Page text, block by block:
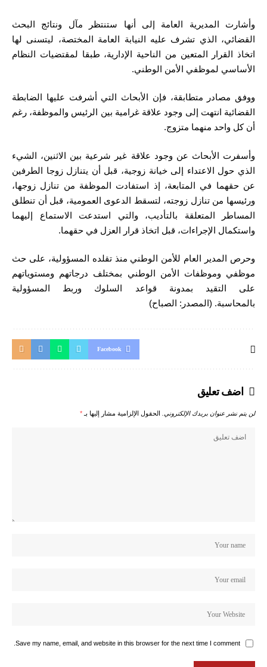
وأشارت المديرية العامة إلى أنها ستنتظر مآل ونتائج البحث
القضائي، الذي تشرف عليه النيابة العامة المختصة، ليتسنى لها
اتخاذ القرار المتعين من الناحية الإدارية، طبقا لمقتضيات النظام
الأساسي لموظفي الأمن الوطني.
ووفق مصادر متطابقة، فإن الأبحاث التي أشرفت عليها الضابطة
القضائية انتهت إلى وجود علاقة غرامية بين الرئيس والموظفة، رغم
أن كل واحد منهما متزوج.
وأسفرت الأبحاث عن وجود علاقة غير شرعية بين الاثنين، الشيء
الذي حول الاعتداء إلى خيانة زوجية، قبل أن يتنازل زوجا الطرفين
عن حقهما في المتابعة، إذ استفادت الموظفة من تنازل زوجها،
ورئيسها من تنازل زوجته، لتسقط الدعوى العمومية، قبل أن تنطلق
المساطر المتعلقة بالتأديب، والتي استدعت الاستماع إليهما
واستكمال الإجراءات، قبل اتخاذ قرار العزل في حقهما.
وحرص المدير العام للأمن الوطني منذ تقلده المسؤولية، على حث
موظفي وموظفات الأمن الوطني بمختلف درجاتهم ومستوياتهم
على التقيد بمدونة قواعد السلوك وربط المسؤولية
بالمحاسبة. (المصدر: الصباح)
Facebook
اضف تعليق
لن يتم نشر عنوان بريدك الإلكتروني. الحقول الإلزامية مشار إليها بـ*
Save my name, email, and website in this browser for the next time I comment.